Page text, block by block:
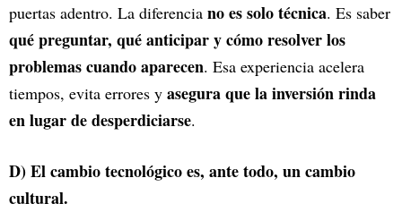
puertas adentro. La diferencia no es solo técnica. Es saber
qué preguntar, qué anticipar y cómo resolver los
problemas cuando aparecen. Esa experiencia acelera
tiempos, evita errores y asegura que la inversión rinda
en lugar de desperdiciarse.
D) El cambio tecnológico es, ante todo, un cambio
cultural.